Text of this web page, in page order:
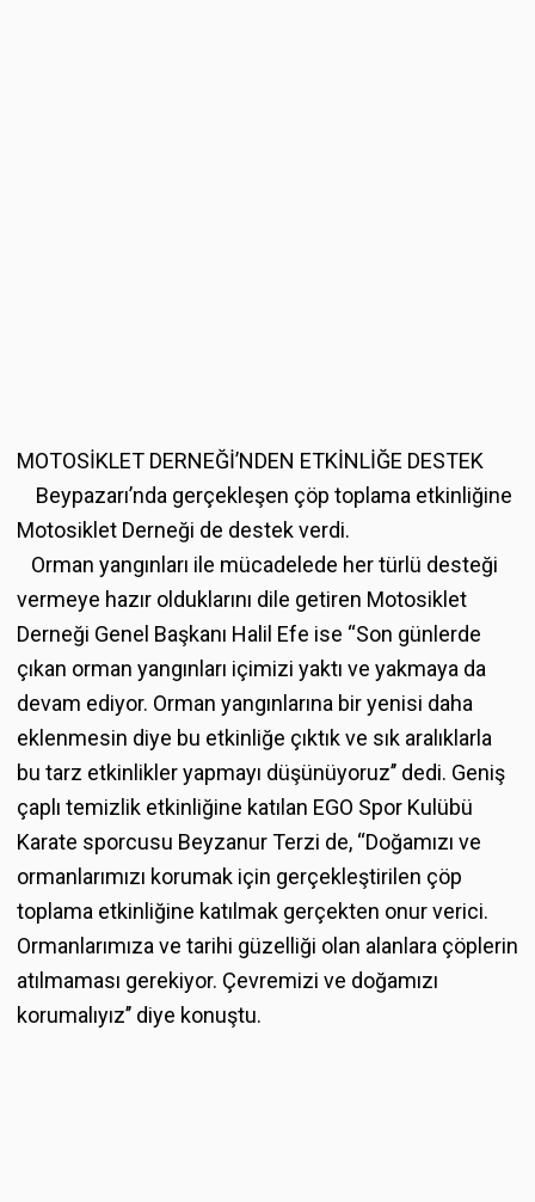
MOTOSİKLET DERNEĞİ’NDEN ETKİNLİĞE DESTEK
Beypazarı’nda gerçekleşen çöp toplama etkinliğine
Motosiklet Derneği de destek verdi.
Orman yangınları ile mücadelede her türlü desteği
vermeye hazır olduklarını dile getiren Motosiklet
Derneği Genel Başkanı Halil Efe ise “Son günlerde
çıkan orman yangınları içimizi yaktı ve yakmaya da
devam ediyor. Orman yangınlarına bir yenisi daha
eklenmesin diye bu etkinliğe çıktık ve sık aralıklarla
bu tarz etkinlikler yapmayı düşünüyoruz’’ dedi. Geniş
çaplı temizlik etkinliğine katılan EGO Spor Kulübü
Karate sporcusu Beyzanur Terzi de, ‘‘Doğamızı ve
ormanlarımızı korumak için gerçekleştirilen çöp
toplama etkinliğine katılmak gerçekten onur verici.
Ormanlarımıza ve tarihi güzelliği olan alanlara çöplerin
atılmaması gerekiyor. Çevremizi ve doğamızı
korumalıyız’’ diye konuştu.